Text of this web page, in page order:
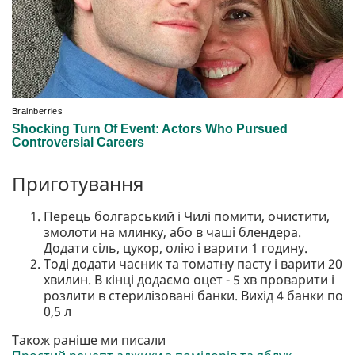
Приготування
Перець болгарський і Чилі помити, очистити,
змолоти на млинку, або в чаші блендера.
Додати сіль, цукор, олію і варити 1 годину.
Тоді додати часник та томатну пасту і варити 20
хвилин. В кінці додаємо оцет - 5 хв проварити і
розлити в стерилізовані банки. Вихід 4 банки по
0,5 л
Також раніше ми писали